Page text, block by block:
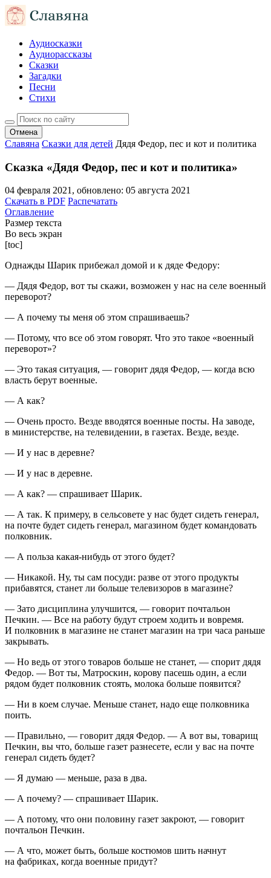
Аудиосказки
Аудиорассказы
Сказки
Загадки
Песни
Стихи
Отмена
Славяна Сказки для детей Дядя Федор, пес и кот и политика
Сказка «Дядя Федор, пес и кот и политика»
04 февраля 2021, обновлено: 05 августа 2021
Скачать в PDF Распечатать
Оглавление
Размер текста
Во весь экран
[toc]
Однажды Шарик прибежал домой и к дяде Федору:
— Дядя Федор, вот ты скажи, возможен у нас на селе военный
переворот?
— А почему ты меня об этом спрашиваешь?
— Потому, что все об этом говорят. Что это такое «военный
переворот»?
— Это такая ситуация, — говорит дядя Федор, — когда всю
власть берут военные.
— А как?
— Очень просто. Везде вводятся военные посты. На заводе,
в министерстве, на телевидении, в газетах. Везде, везде.
— И у нас в деревне?
— И у нас в деревне.
— А как? — спрашивает Шарик.
— А так. К примеру, в сельсовете у нас будет сидеть генерал,
на почте будет сидеть генерал, магазином будет командовать
полковник.
— А польза какая-нибудь от этого будет?
— Никакой. Ну, ты сам посуди: разве от этого продукты
прибавятся, станет ли больше телевизоров в магазине?
— Зато дисциплина улучшится, — говорит почтальон
Печкин. — Все на работу будут строем ходить и вовремя.
И полковник в магазине не станет магазин на три часа раньше
закрывать.
— Но ведь от этого товаров больше не станет, — спорит дядя
Федор. — Вот ты, Матроскин, корову пасешь один, а если
рядом будет полковник стоять, молока больше появится?
— Ни в коем случае. Меньше станет, надо еще полковника
поить.
— Правильно, — говорит дядя Федор. — А вот вы, товарищ
Печкин, вы что, больше газет разнесете, если у вас на почте
генерал сидеть будет?
— Я думаю — меньше, раза в два.
— А почему? — спрашивает Шарик.
— А потому, что они половину газет закроют, — говорит
почтальон Печкин.
— А что, может быть, больше костюмов шить начнут
на фабриках, когда военные придут?